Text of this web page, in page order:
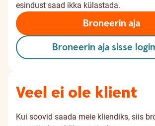
esindust saad ikka külastada.
Broneerin aja
Broneerin aja sisse
Veel ei ole klient
Kui soovid saada meie kliendiks, siis